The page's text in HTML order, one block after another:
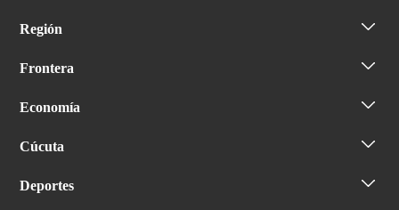
Región
Frontera
Economía
Cúcuta
Deportes